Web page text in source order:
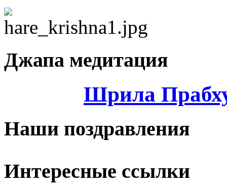
Джапа медитация
Шрила
Наши поздравления
Интересные ссылки